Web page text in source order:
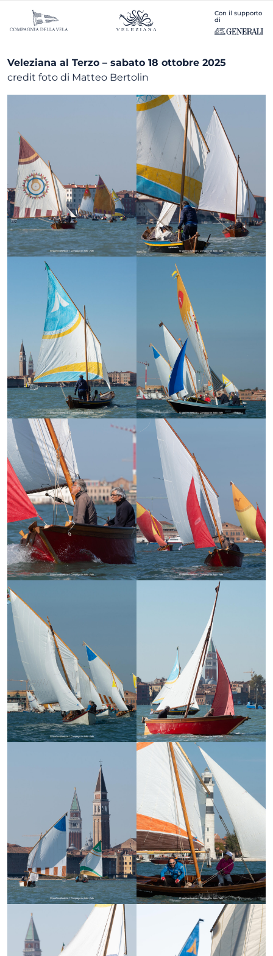
Con il supporto
di
Veleziana al Terzo – sabato 18 ottobre 2025
credit foto di Matteo Bertolin